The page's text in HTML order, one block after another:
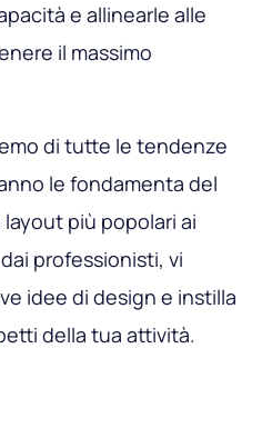
e allinearle alle
il massimo
di tutte le tendenze
le fondamenta del
layout più popolari ai
professionisti, vi
idee di design e instilla
della tua attività.